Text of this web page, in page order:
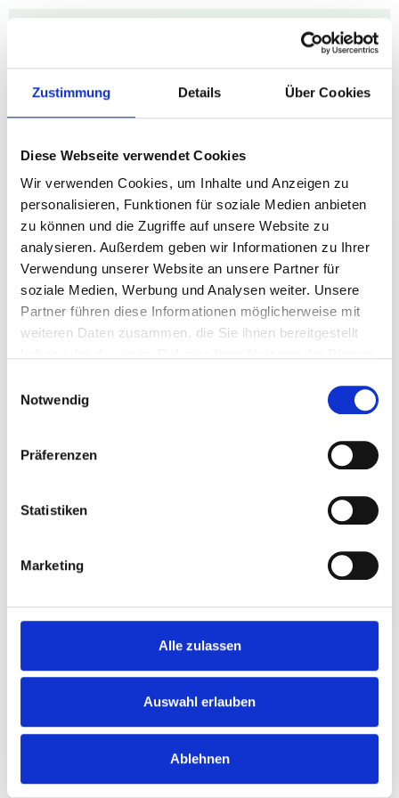
Zustimmung Details Über Cookies
Diese Webseite verwendet Cookies
Wir verwenden Cookies, um Inhalte und Anzeigen zu
personalisieren, Funktionen für soziale Medien anbieten
zu können und die Zugriffe auf unsere Website zu
analysieren. Außerdem geben wir Informationen zu Ihrer
Verwendung unserer Website an unsere Partner für
soziale Medien, Werbung und Analysen weiter. Unsere
Partner führen diese Informationen möglicherweise mit
weiteren Daten zusammen, die Sie ihnen bereitgestellt
Notwendig
Präferenzen
Statistiken
Marketing
Alle zulassen
Auswahl erlauben
Ablehnen
🌿
Fit Forever Portal